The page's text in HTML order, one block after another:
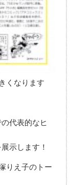
くなります
代表的なヒ
示します！
りえ子のトー